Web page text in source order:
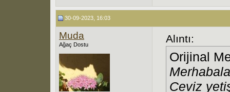
30-09-2023, 16:03
Muda
Ağaç Dostu Alıntı:
Orijinal
Ceviz